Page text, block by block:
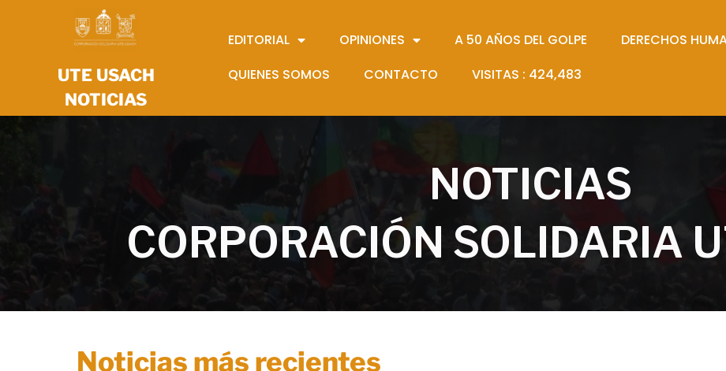
UTE USACH
NOTICIAS
EDITORIAL OPINIONES A 50 AÑOS DEL GOLPE DERECHOS
QUIENES SOMOS
CONTACTO VISITAS : 424,483
NOTICIAS
CORPORACIÓN SOLIDARIA
Noticias más recientes